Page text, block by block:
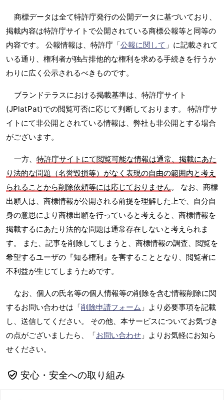
商標データは全て特許庁発行の公開データに基づいており、
掲載内容は特許庁サイトで公開されている商標公報等と同等の
内容です。 公報情報は、特許庁「公報に関して 」に記載されて
いる通り、権利者が独占排他的な権利を求める手続きを行うか
わりに広く公示されるべきものです。
ブランドテラスにおける掲載基準は、特許庁サイト
(JPlatPat)での閲覧可否に応じて判断しております。 特許庁サ
イトにて非公開とされている情報は、弊社も非公開とする場合
がございます。
一方、 特許庁サイトにて閲覧可能な情報は通常、掲載にあた
り法的な問題（名誉毀損等）がなく表現の自由の範囲内と考え
られることから削除依頼等には応じておりません。 なお、商標
出願人は、商標情報が公開される前提を理解した上で、自分自
身の意思により商標出願を行っていると考えると、商標情報を
掲載するにあたり法的な問題は通常存在しないと考えられま
す。 また、記事を削除してしまうと、商標情報の調査、閲覧を
希望するユーザの『知る権利』を害することとなり、閲覧者に
不利益が生じてしまうためです。
なお、個人の氏名等の個人情報等の削除を含む情報削除に関
するお問い合わせは「削除申請フォーム 」より必要事項を記載
し、送信してください。 その他、本サービスについてお気づき
の点がございましたら、「お問い合わせ 」よりお気軽にお知ら
せください。
安心・安全への取り組み